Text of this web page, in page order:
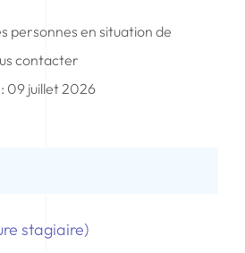
personnes en situation de
contacter
09 juillet 2026
stagiaire)